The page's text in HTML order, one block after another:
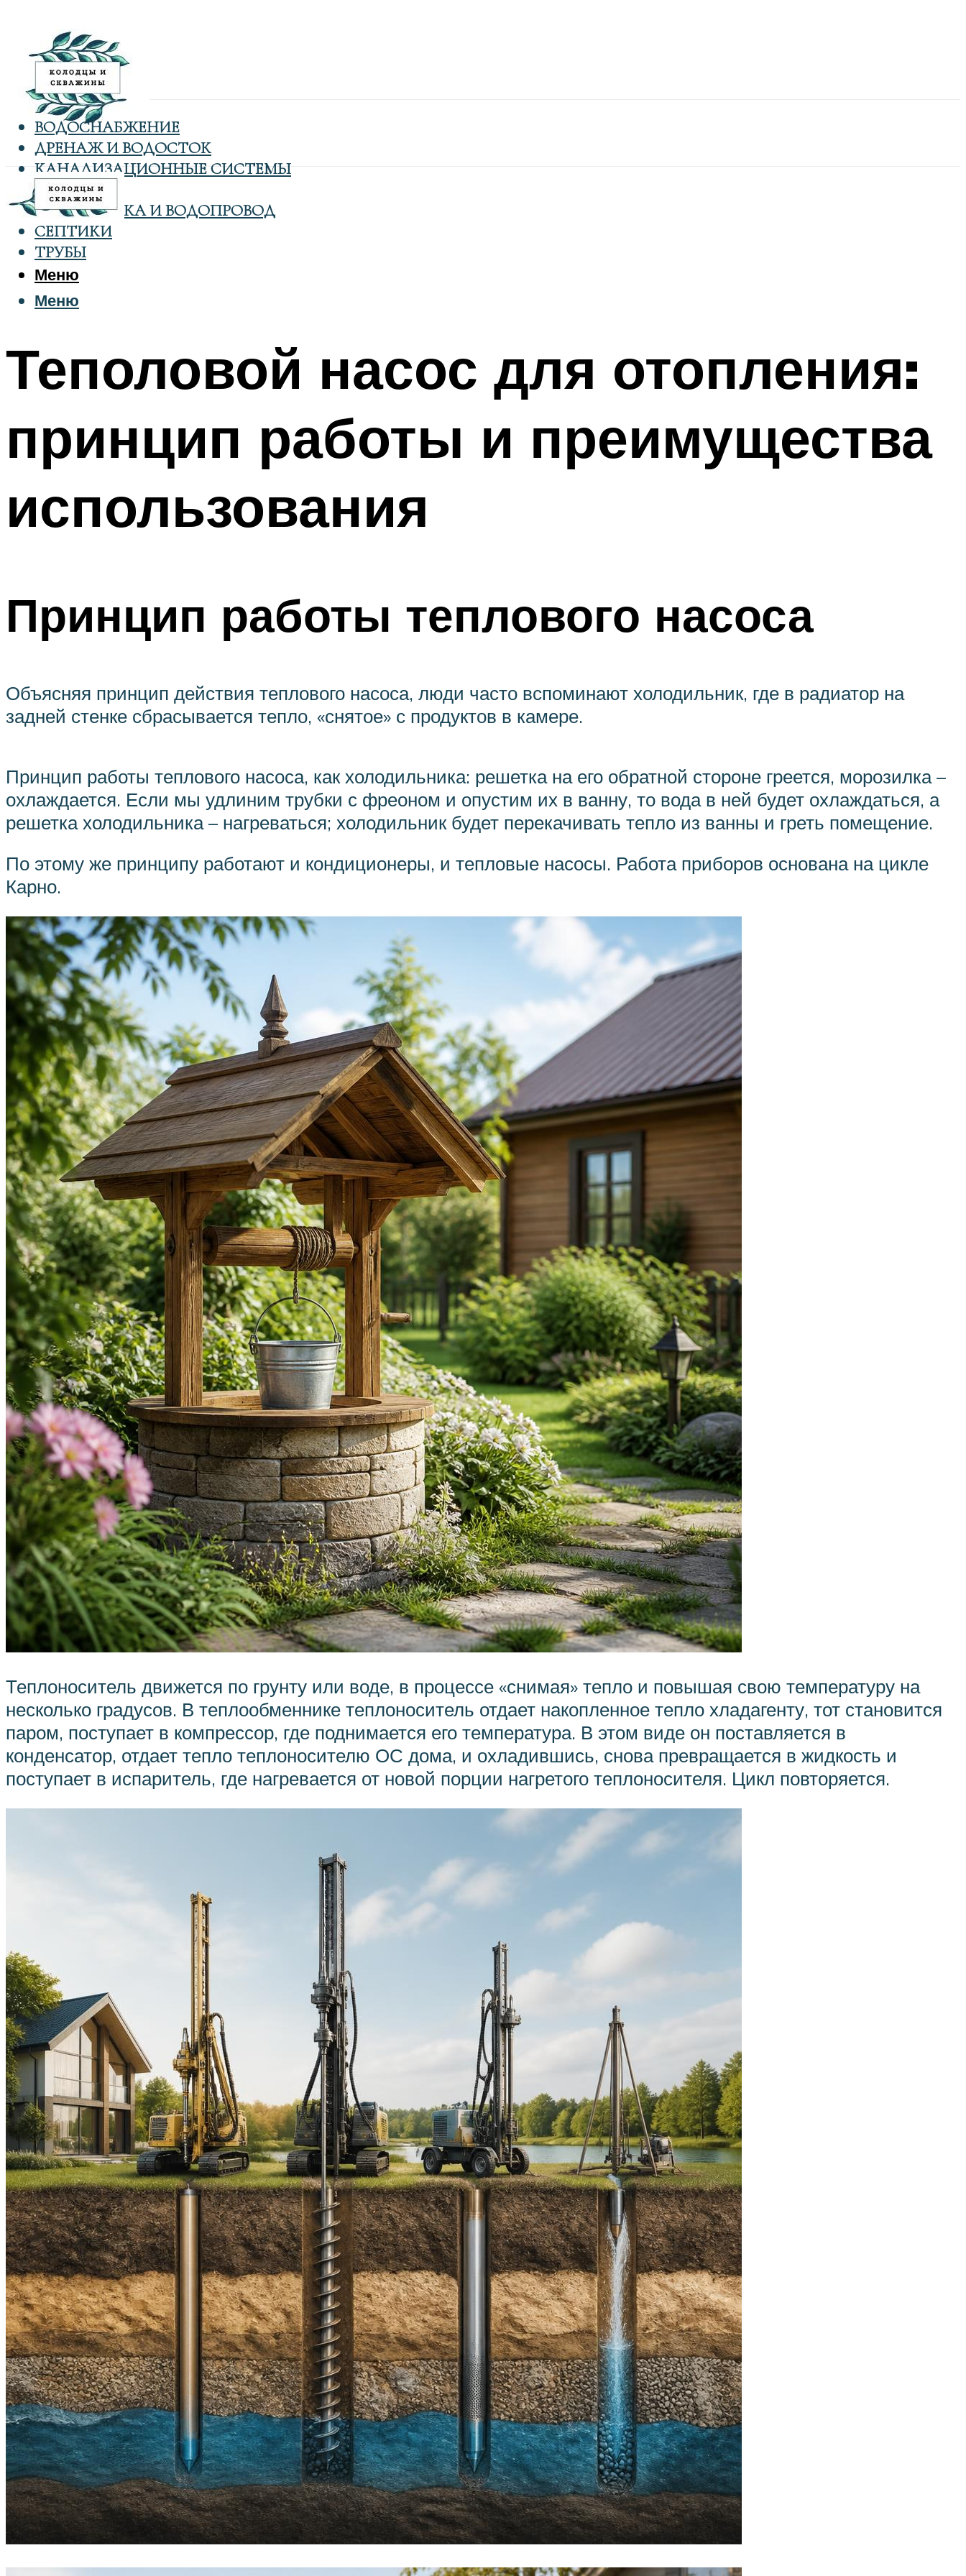
ВОДОСНАБЖЕНИЕ
ДРЕНАЖ И ВОДОСТОК
КАНАЛИЗАЦИОННЫЕ СИСТЕМЫ
КОЛОДЦЫ
САНТЕХНИКА И ВОДОПРОВОД
СЕПТИКИ
ТРУБЫ
Меню
Меню
Теполовой насос для отопления:
принцип работы и преимущества
использования
Принцип работы теплового насоса
Объясняя принцип действия теплового насоса, люди часто вспоминают холодильник, где в радиатор на
задней стенке сбрасывается тепло, «снятое» с продуктов в камере.
Принцип работы теплового насоса, как холодильника: решетка на его обратной стороне греется, морозилка –
охлаждается. Если мы удлиним трубки с фреоном и опустим их в ванну, то вода в ней будет охлаждаться, а
решетка холодильника – нагреваться; холодильник будет перекачивать тепло из ванны и греть помещение.
По этому же принципу работают и кондиционеры, и тепловые насосы. Работа приборов основана на цикле
Карно.
Теплоноситель движется по грунту или воде, в процессе «снимая» тепло и повышая свою температуру на
несколько градусов. В теплообменнике теплоноситель отдает накопленное тепло хладагенту, тот становится
паром, поступает в компрессор, где поднимается его температура. В этом виде он поставляется в
конденсатор, отдает тепло теплоносителю ОС дома, и охладившись, снова превращается в жидкость и
поступает в испаритель, где нагревается от новой порции нагретого теплоносителя. Цикл повторяется.